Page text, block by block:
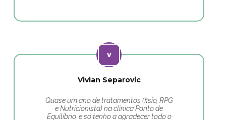
Vivian Separovic
Quase um ano de tratamentos (fisio, RPG
e Nutricionista) na clínica Ponto de
Equilíbrio, e só tenho a agradecer todo o